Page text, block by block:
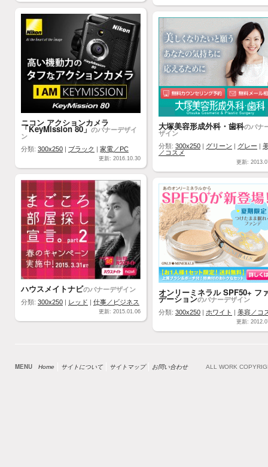
ニコン アクションカメラ
「KeyMission 80」のバナーデザイ
ン
分類: 300x250 ブラック 家電／PC
更新: 2016.10.30
大塚美容形成外科・歯科のバナ
ザイン
分類: 300x250 グリーン グレー
／コスメ
更新:
ハウスメイトナビのバナーデザイン
分類: 300x250 レッド 仕事／ビジネス
更新: 2015.01.06
オンリーミネラル SPF50+ フ
デーションのバナーデザイン
分類: 300x250 ホワイト 美容／コ
更新:
MENU Home サイトについて サイトマップ お問い合わせ ALL WORK